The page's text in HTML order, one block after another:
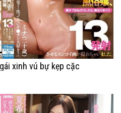
xinh vú bự kẹp cặc